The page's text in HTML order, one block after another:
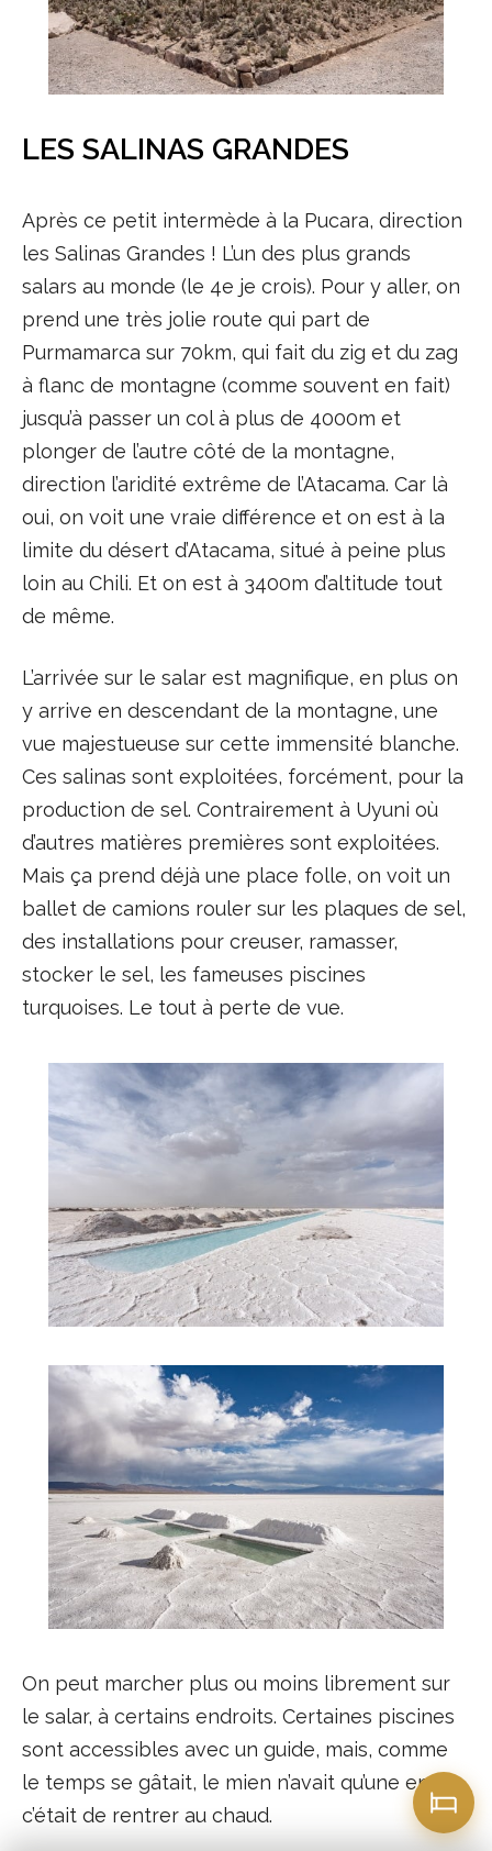
LES SALINAS GRANDES
Après ce petit intermède à la Pucara, direction
les Salinas Grandes ! L’un des plus grands
salars au monde (le 4e je crois). Pour y aller, on
prend une très jolie route qui part de
Purmamarca sur 70km, qui fait du zig et du zag
à flanc de montagne (comme souvent en fait)
jusqu’à passer un col à plus de 4000m et
plonger de l’autre côté de la montagne,
direction l’aridité extrême de l’Atacama. Car là
oui, on voit une vraie différence et on est à la
limite du désert d’Atacama, situé à peine plus
loin au Chili. Et on est à 3400m d’altitude tout
de même.
L’arrivée sur le salar est magnifique, en plus on
y arrive en descendant de la montagne, une
vue majestueuse sur cette immensité blanche.
Ces salinas sont exploitées, forcément, pour la
production de sel. Contrairement à Uyuni où
d’autres matières premières sont exploitées.
Mais ça prend déjà une place folle, on voit un
ballet de camions rouler sur les plaques de sel,
des installations pour creuser, ramasser,
stocker le sel, les fameuses piscines
turquoises. Le tout à perte de vue.
On peut marcher plus ou moins librement sur
le salar, à certains endroits. Certaines piscines
sont accessibles avec un guide, mais, comme
le temps se gâtait, le mien n’avait qu’une envie,
c’était de rentrer au chaud.